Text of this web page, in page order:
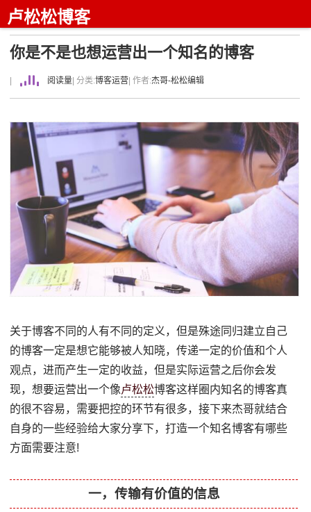
卢松松博客
你是不是也想运营出一个知名的博客
阅读量 | 分类:博客运营 | 作者:杰哥-松松编辑
关于博客不同的人有不同的定义，但是殊途同归建立自己
的博客一定是想它能够被人知晓，传递一定的价值和个人
观点，进而产生一定的收益，但是实际运营之后你会发
现，想要运营出一个像卢松松博客这样圈内知名的博客真
的很不容易，需要把控的环节有很多，接下来杰哥就结合
自身的一些经验给大家分享下，打造一个知名博客有哪些
方面需要注意!
一，传输有价值的信息